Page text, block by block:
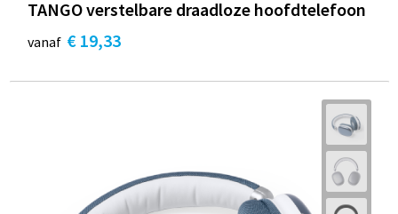
TANGO verstelbare draadloze hoofdtelefoon
vanaf € 19,33